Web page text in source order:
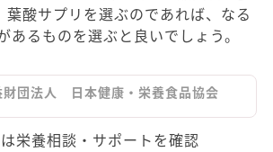
葉酸サプリを選ぶのであれば、なる
あるものを選ぶと良いでしょう。
財団法人 日本健康・栄養食品協会
栄養相談・サポートを確認